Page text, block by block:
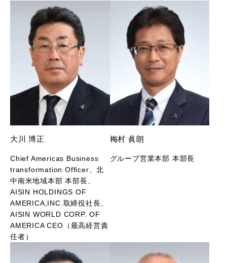
大川 博正
Chief Americas Business
transformation Officer、北
中南米地域本部 本部長、
AISIN HOLDINGS OF
AMERICA,INC.取締役社長、
AISIN WORLD CORP. OF
AMERICA CEO（最高経営責
任者）
梅村 眞朗
グループ営業本部 本部長